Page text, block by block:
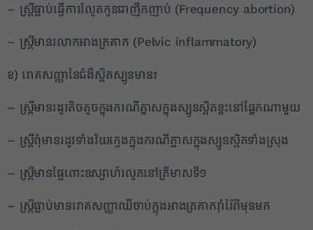
– ស្ត្រីធ្លាប់ធ្វើការរំលូតកូនជាញឹកញាប់ (Frequency abortion)
– ស្ត្រីមានរលាកអាងត្រគាក (Pelvic inflammatory)
ខ) រោគសញ្ញានៃជំងឺស្អិតស្បូនមាន៖
– ស្ត្រីមានរដូវតិចតួចក្នុងករណីភ្នាសក្នុងស្បូនស្អិតខ្លះនៅផ្នែកណាមួយ
– ស្ត្រីពុំមានរដូវទាំងវ័យក្មេងក្នុងករណីភ្នាសក្នុងស្បូនស្អិតទាំងស្រុង
– ស្ត្រីមានផ្ទៃពោះឧស្សាហ៍រលូតនៅត្រីមាសទី១
– ស្ត្រីធ្លាប់មានរោគសញ្ញាឈឺចាប់ក្នុងអាងត្រគាករ៉ាំរ៉ៃពីមុនមក
2